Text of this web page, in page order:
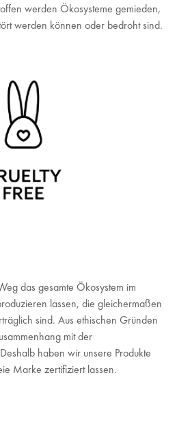
werden Ökosysteme gemieden,
werden können oder bedroht sind.
das gesamte Ökosystem im
lassen, die gleichermaßen
sind. Aus ethischen Gründen
mit der
haben wir unsere Produkte
Marke zertifiziert lassen.